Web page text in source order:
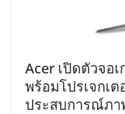
Acer เปิดตัวจอ
พร้อมโปรเจกเ
ประสบการณ์ภ